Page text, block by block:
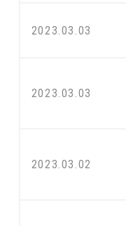
2023.03.03
2023.03.03
2023.03.02